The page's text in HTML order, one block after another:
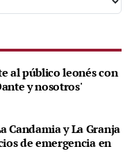
al público leonés con
y nosotros'
Candamia y La Granja
de emergencia en